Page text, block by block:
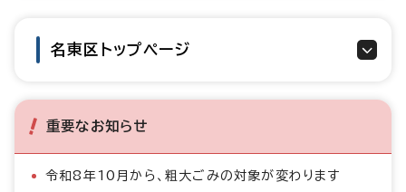
名東区トップページ
重要なお知らせ
令和8年10月から、粗大ごみの対象が変わります